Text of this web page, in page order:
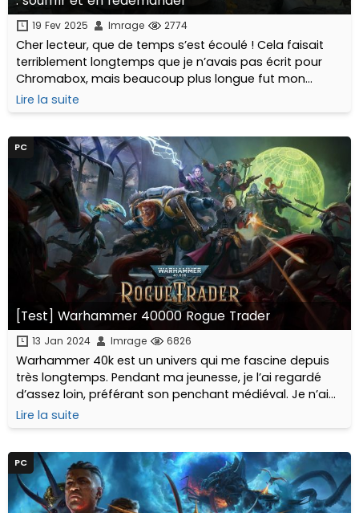
19 Fev 2025 Imrage 2774
Cher lecteur, que de temps s’est écoulé ! Cela faisait
terriblement longtemps que je n’avais pas écrit pour
Chromabox, mais beaucoup plus longue fut mon
attente de la suite de Kingdom Come Deliverance,
incontestablement mon jeu de l’année 2018...
Lire la suite
PC
[Test] Warhammer 40000 Rogue Trader
13 Jan 2024 Imrage 6826
Warhammer 40k est un univers qui me fascine depuis
très longtemps. Pendant ma jeunesse, je l’ai regardé
d’assez loin, préférant son penchant médiéval. Je n’ai
jamais eu la chance de jouer au Wargame, cependant...
Lire la suite
PC